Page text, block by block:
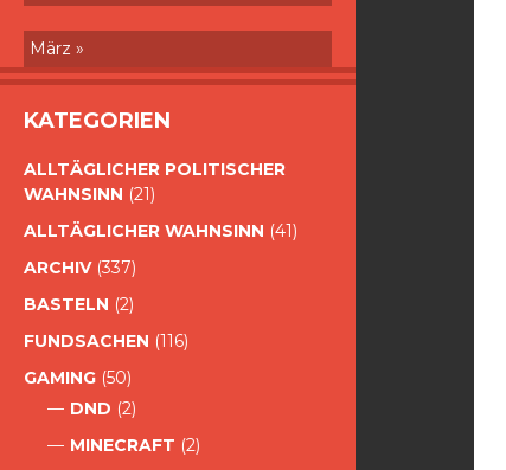
März »
KATEGORIEN
ALLTÄGLICHER POLITISCHER
WAHNSINN (21)
ALLTÄGLICHER WAHNSINN (41)
ARCHIV(337)
BASTELN (2)
FUNDSACHEN (116)
GAMING (50)
DND (2)
MINECRAFT (2)